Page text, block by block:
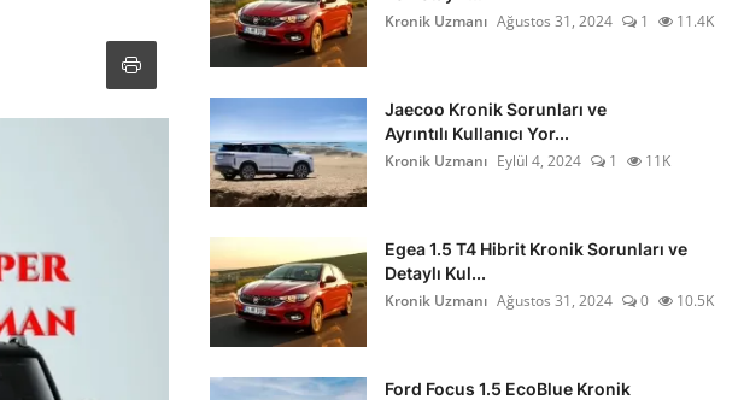
Kronik Uzmanı Ağustos 31, 2024 1 11.4K
Jaecoo Kronik Sorunları ve
Ayrıntılı Kullanıcı Yor...
Kronik Uzmanı Eylül 4, 2024 1 11K
Egea 1.5 T4 Hibrit Kronik Sorunları ve
Detaylı Kul...
Kronik Uzmanı Ağustos 31, 2024 0 10.5K
Ford Focus 1.5 EcoBlue Kronik